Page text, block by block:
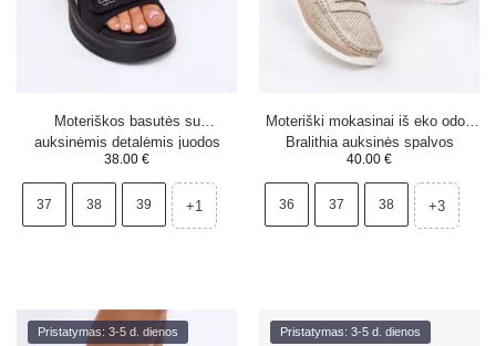
Moteriškos basutės su
auksinėmis detalėmis juodos
Luvira
38.00 €
37 38 39 +1
Moteriški mokasinai iš eko odos
Bralithia auksinės spalvos
40.00 €
36 37 38 +3
Pristatymas: 3-5 d. dienos Pristatymas: 3-5 d. dienos